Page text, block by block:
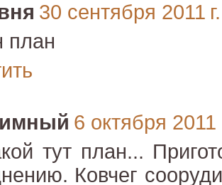
30 сентября 2011
план
6 октября 2011
тут план...
Ковчег